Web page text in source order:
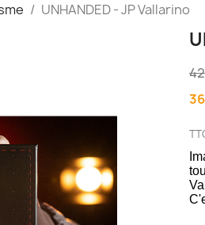
UNHANDED - JP Vallarino